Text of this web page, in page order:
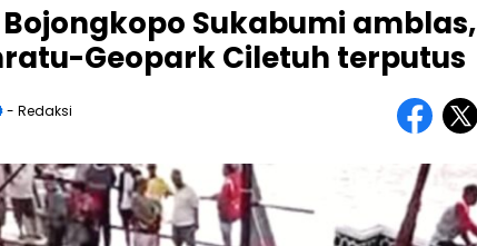
Sukabumi amblas,
Geopark Ciletuh terputus
- Redaksi